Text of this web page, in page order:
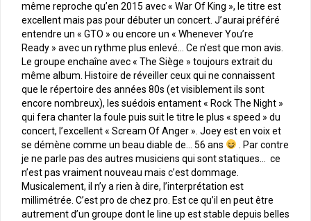
même reproche qu’en 2015 avec « War Of King », le titre est
excellent mais pas pour débuter un concert. J’aurai préféré
entendre un « GTO » ou encore un « Whenever You’re
Ready » avec un rythme plus enlevé… Ce n’est que mon avis.
Le groupe enchaîne avec « The Siège » toujours extrait du
même album. Histoire de réveiller ceux qui ne connaissent
que le répertoire des années 80s (et visiblement ils sont
encore nombreux), les suédois entament « Rock The Night »
qui fera chanter la foule puis suit le titre le plus « speed » du
concert, l’excellent « Scream Of Anger ». Joey est en voix et
se démène comme un beau diable de… 56 ans
. Par contre
je ne parle pas des autres musiciens qui sont statiques… ce
n’est pas vraiment nouveau mais c’est dommage.
Musicalement, il n’y a rien à dire, l’interprétation est
millimétrée. C’est pro de chez pro. Est ce qu’il en peut être
autrement d’un groupe dont le line up est stable depuis belles